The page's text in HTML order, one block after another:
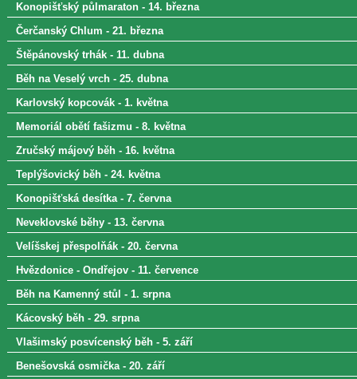
Konopišťský půlmaraton - 14. března
Čerčanský Chlum - 21. března
Štěpánovský trhák - 11. dubna
Běh na Veselý vrch - 25. dubna
Karlovský kopcovák - 1. května
Memoriál obětí fašizmu - 8. května
Zručský májový běh - 16. května
Teplýšovický běh - 24. května
Konopišťská desítka - 7. června
Neveklovské běhy - 13. června
Velíšskej přespolňák - 20. června
Hvězdonice - Ondřejov - 11. července
Běh na Kamenný stůl - 1. srpna
Kácovský běh - 29. srpna
Vlašimský posvícenský běh - 5. září
Benešovská osmička - 20. září